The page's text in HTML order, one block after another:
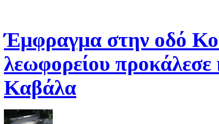
Έμφραγμα στην οδό
λεωφορείου
Καβάλα